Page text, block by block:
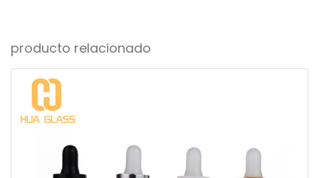
producto relacionado